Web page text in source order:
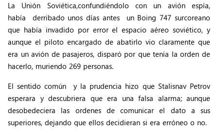
La Unión Soviética,confundiéndolo con un avión espía,
había derribado unos días antes un Boing 747 surcoreano
que había invadido por error el espacio aéreo soviético, y
aunque el piloto encargado de abatirlo vio claramente que
era un avión de pasajeros, disparó por que tenía la orden de
hacerlo, muriendo 269 personas.
El sentido común y la prudencia hizo que Stalisnav Petrov
esperara y descubriera que era una falsa alarma; aunque
desobedeciera las ordenes de comunicar el dato a sus
superiores, dejando que ellos decidieran si era erróneo o no.